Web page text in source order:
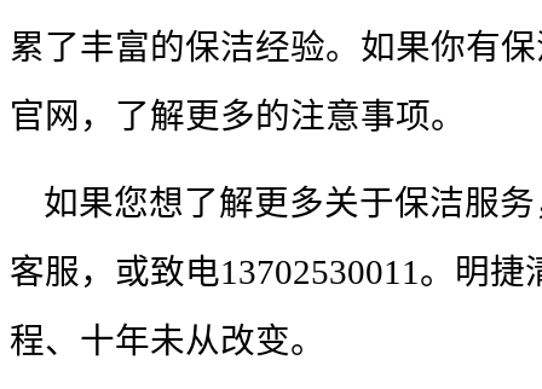
累了丰富的保洁经验。如果你有
官网，了解更多的注意事项。
如果您想了解更多关于保洁服
客服，或致电13702530011 。 明捷
程、十年未从改变。